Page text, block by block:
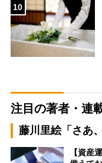
10
注目の著者・連
藤川里絵「さあ
【資産